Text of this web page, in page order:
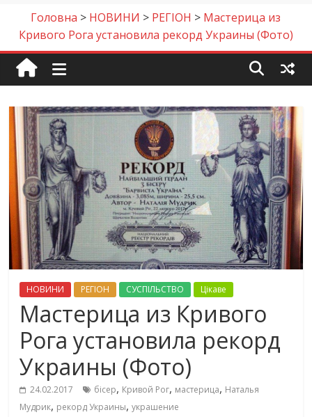
Головна > НОВИНИ > РЕГІОН > Мастерица из
Кривого Рога установила рекорд Украины (Фото)
НОВИНИ РЕГІОН СУСПІЛЬСТВО Цікаве
Мастерица из Кривого
Рога установила рекорд
Украины (Фото)
24.02.2017 бісер, Кривой Рог, мастерица, Наталья
Мудрик, рекорд Украины,украшение